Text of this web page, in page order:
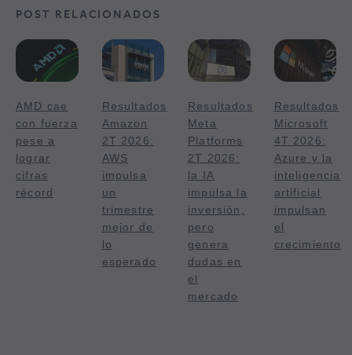
POST RELACIONADOS
AMD cae
con fuerza
pese a
lograr
cifras
récord
Resultados
Amazon
2T 2026:
AWS
impulsa
un
trimestre
mejor de
lo
esperado
Resultados
Meta
Platforms
2T 2026:
la IA
impulsa la
inversión,
pero
genera
dudas en
el
mercado
Resultados
Microsoft
4T 2026:
Azure y la
inteligencia
artificial
impulsan
el
crecimiento